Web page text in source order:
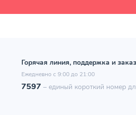
Горячая линия, поддержка и
Ежедневно с 9:00 до 21:00
7597 – единый короткий номер